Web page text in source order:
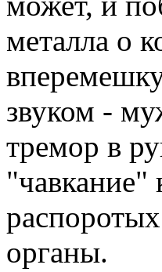
металла о
звуком -
тремор в
"чавкание"
органы.